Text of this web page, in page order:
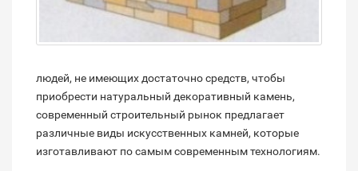
людей, не имеющих достаточно средств, чтобы
приобрести натуральный декоративный камень,
современный строительный рынок предлагает
различные виды искусственных камней, которые
изготавливают по самым современным технологиям.